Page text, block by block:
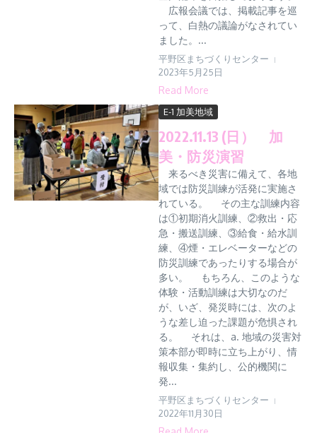
広報会議では、掲載記事を巡
って、白熱の議論がなされてい
ました。...
平野区まちづくりセンター
2023年5月25日
Read More
E-1 加美地域
2022.11.13 (日） 加
美・防災演習
来るべき災害に備えて、各地
域では防災訓練が活発に実施さ
れている。 その主な訓練内容
は①初期消火訓練、②救出・応
急・搬送訓練、③給食・給水訓
練、④煙・エレベーターなどの
防災訓練であったりする場合が
多い。 もちろん、このような
体験・活動訓練は大切なのだ
が、いざ、発災時には、次のよ
うな差し迫った課題が危惧され
る。 それは、a. 地域の災害対
策本部が即時に立ち上がり、情
報収集・集約し、公的機関に
発...
平野区まちづくりセンター
2022年11月30日